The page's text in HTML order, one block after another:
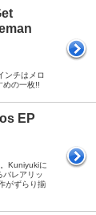
ンチはメロ
めの一枚!!
EP
Kuniyukiに
バレアリッ
がずらり揃